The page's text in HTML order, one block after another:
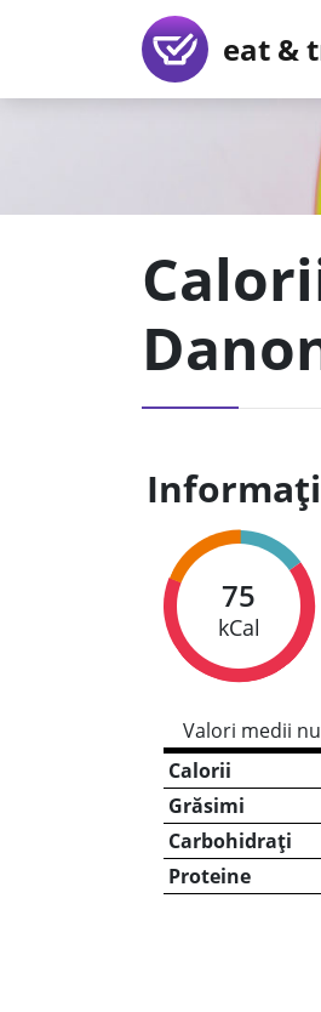
eat &
75
kCal
Valori medii
Calorii
Grăsimi
Carbohidrați
Proteine